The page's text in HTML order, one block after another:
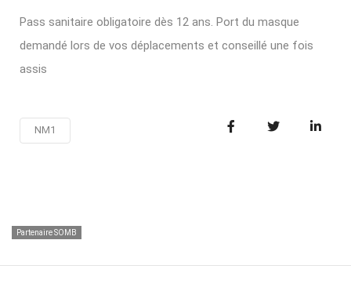
Pass sanitaire obligatoire dès 12 ans. Port du masque
demandé lors de vos déplacements et conseillé une fois
assis
NM1
Partenaire SOMB